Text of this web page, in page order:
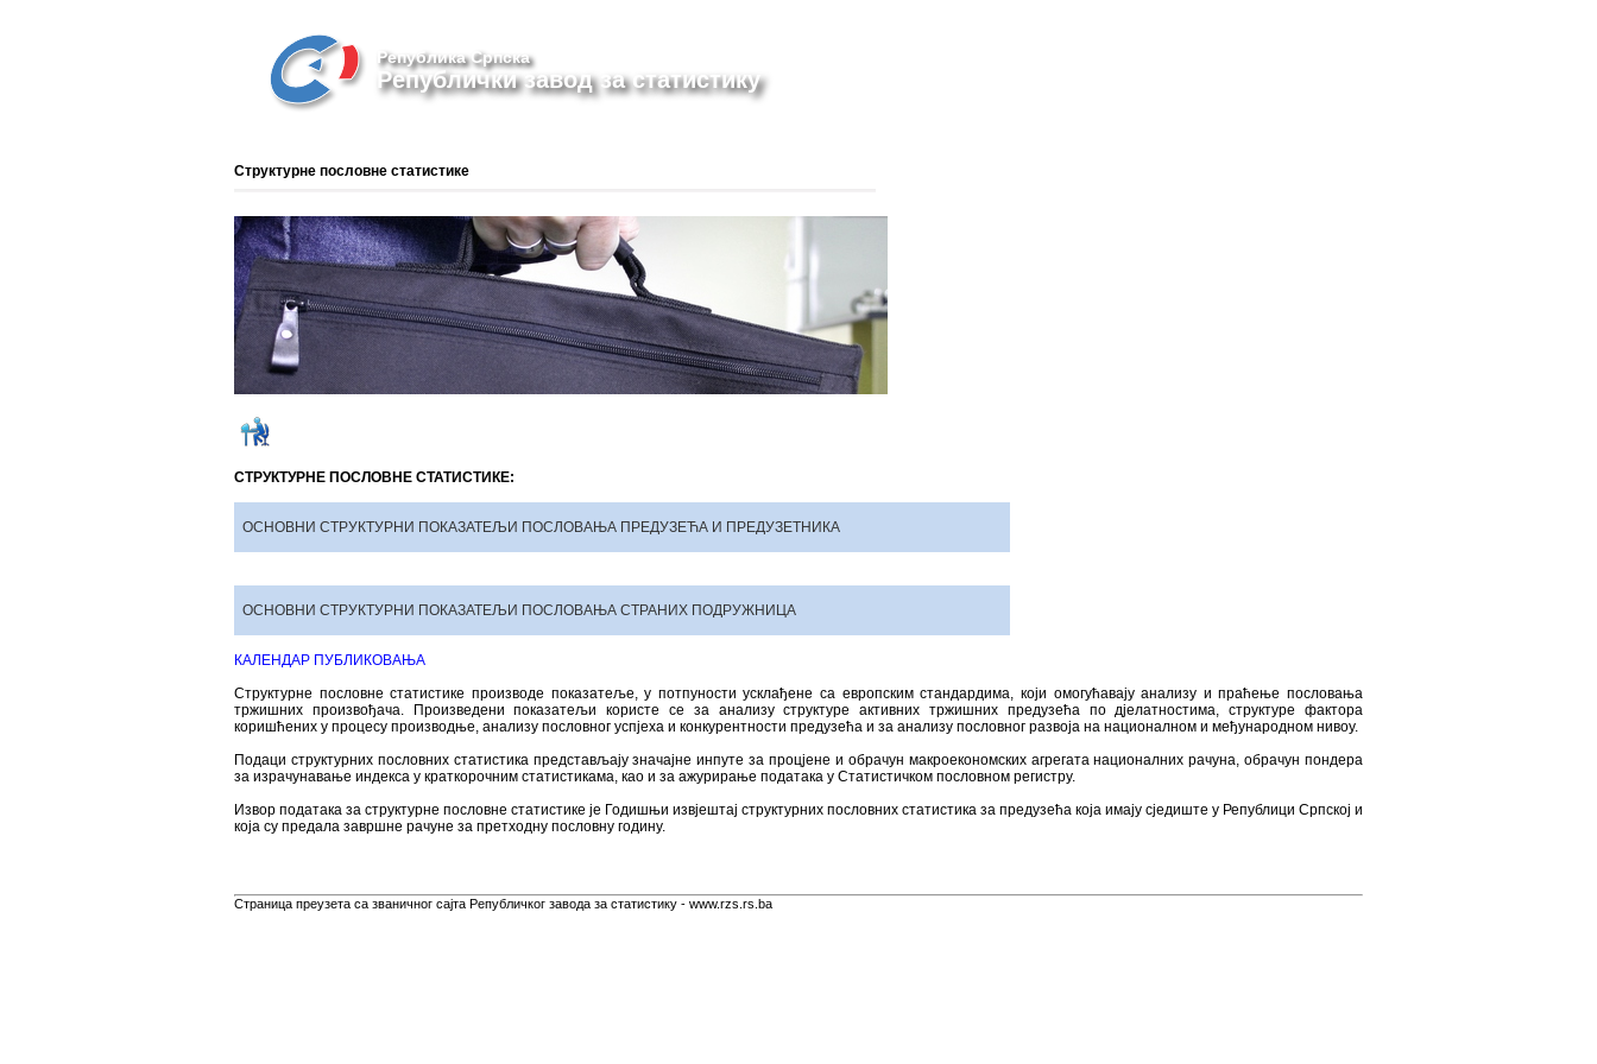
Република Српска
Републички завод за статистику
Структурне пословне статистике
СТРУКТУРНЕ ПОСЛОВНЕ СТАТИСТИКЕ:
ОСНОВНИ СТРУКТУРНИ ПОКАЗАТЕЉИ ПОСЛОВАЊА ПРЕДУЗЕЋА И ПРЕДУЗЕТНИКА
ОСНОВНИ СТРУКТУРНИ ПОКАЗАТЕЉИ ПОСЛОВАЊАСТРАНИХ ПОДРУЖНИЦА
КАЛЕНДАР ПУБЛИКОВАЊА
Структурне пословне статистике производе показатеље, у потпуности усклађене са европским стандардима, који омогућавају анализу и праћење пословања
тржишних произвођача. Произведени показатељи користе се за анализу структуре активних тржишних предузећа по дјелатностима, структуре фактора
коришћених у процесу производње, анализу пословног успјеха и конкурентности предузећа и за анализу пословног развоја на националном и међународном нивоу.
Подаци структурних пословних статистика представљају значајне инпуте за процјене и обрачун макроекономских агрегата националних рачуна, обрачун пондера
за израчунавање индекса у краткорочним статистикама, као и за ажурирање података у Статистичком пословном регистру.
Извор података за структурне пословне статистике је Годишњи извјештај структурних пословних статистика за предузећа која имају сједиште у Републици Српској и
која су предала завршне рачуне за претходну пословну годину.
Страница преузета са званичног сајта Републичког завода за статистику - www.rzs.rs.ba